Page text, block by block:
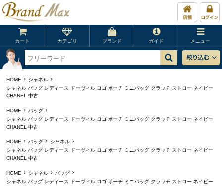
カート カテゴリ ブランド ガイド メニュー
HOME
シャネル
シャネル バッグ レディース ドーヴィル ロゴ ポーチ ミニバッグ クラッチ ストロー ネイビー
CHANEL 中古
HOME
バッグ
シャネル バッグ レディース ドーヴィル ロゴ ポーチ ミニバッグ クラッチ ストロー ネイビー
CHANEL 中古
HOME バッグ
シャネル
シャネル バッグ レディース ドーヴィル ロゴ ポーチ ミニバッグ クラッチ ストロー ネイビー
CHANEL 中古
HOME シャネル
バッグ
シャネル バッグ レディース ドーヴィル ロゴ ポーチ ミニバッグ クラッチ ストロー ネイビー